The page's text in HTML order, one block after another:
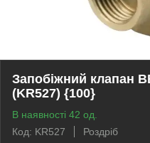
Запобіжний клапан
(KR527) {100}
В наявності 42 од.
Код: KR527
Роздріб